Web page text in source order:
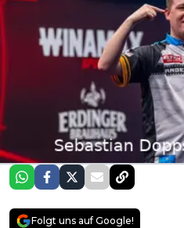
Folgt uns auf Google!